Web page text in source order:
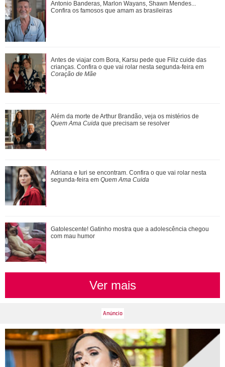
Antonio Banderas, Marlon Wayans, Shawn Mendes...
Confira os famosos que amam as brasileiras
Agrado desabafa com Eduarda sobre sua decepção com
João Raul. Saiba o que vai acontecer em...
Jim Curtis, Brad Pitt, Justin Theroux... Relembre os amores
da vida de Jennifer Aniston
Além da morte de Arthur Brandão, veja os mistérios de
Quem Ama Cuida que precisam se resol...
Gatolescente! Gatinho mostra que a adolescência chegou
com mau humor
Antonio Banderas, Marlon Wayans, Shawn Mendes...
Confira os famosos que amam as brasileiras
Antes de viajar com Bora, Karsu pede que Filiz cuide das
crianças. Confira o que vai rolar nesta segunda-feira em
Coração de Mãe
Além da morte de Arthur Brandão, veja os mistérios de
Quem Ama Cuida que precisam se resolver
Adriana e Iuri se encontram. Confira o que vai rolar nesta
segunda-feira em Quem Ama Cuida
Gatolescente! Gatinho mostra que a adolescência chegou
com mau humor
Ver mais